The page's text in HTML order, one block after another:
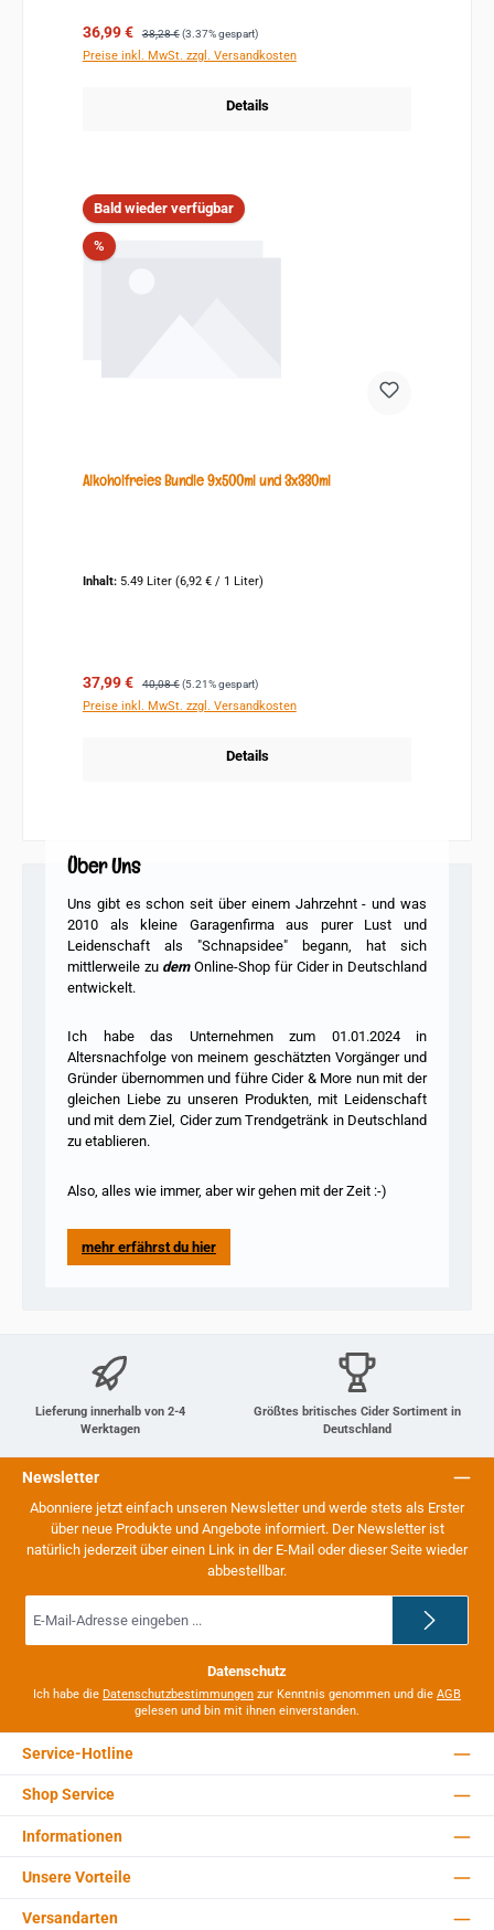
Verkaufspreis:
36,99 € Regulärer Preis:
38,28 € (3.37% gespart)
Preise inkl. MwSt. zzgl. Versandkosten
Details
Bald wieder verfügbar
%Rabatt
Alkoholfreies Bundle 9x500ml und 3x330ml
Inhalt: 5.49 Liter (6,92 € / 1 Liter)
Verkaufspreis:
37,99 € Regulärer Preis:
40,08 € (5.21% gespart)
Preise inkl. MwSt. zzgl. Versandkosten
Details
Über Uns
Uns gibt es schon seit über einem Jahrzehnt - und was
2010 als kleine Garagenfirmaaus purer Lust und
Leidenschaft als "Schnapsidee" begann, hat sich
mittlerweile zu demOnline-Shop für Cider in Deutschland
entwickelt.
Ich habe das Unternehmen zum 01.01.2024 in
Altersnachfolge von meinem geschätzten Vorgänger und
Gründer übernommen und führe Cider & More nun mit der
gleichen Liebe zu unseren Produkten, mit Leidenschaft
und mit dem Ziel, Cider zum Trendgetränk in Deutschland
zu etablieren.
Also, alles wie immer, aber wir gehen mit der Zeit :-)
mehr erfährst du hier
Lieferung innerhalb von 2-4
Werktagen
Größtes britisches Cider Sortiment in
Deutschland
Newsletter
Abonniere jetzt einfach unseren Newsletter und werde stets als Erster
über neue Produkte und Angebote informiert. Der Newsletter ist
natürlich jederzeit über einen Link in der E-Mail oder dieser Seite wieder
abbestellbar.
Mail-
Datenschutz
Ich habe die Datenschutzbestimmungen zur Kenntnis genommen und die AGB
gelesen und bin mit ihnen einverstanden.
Service-Hotline
Shop Service
Informationen
Unsere Vorteile
Versandarten